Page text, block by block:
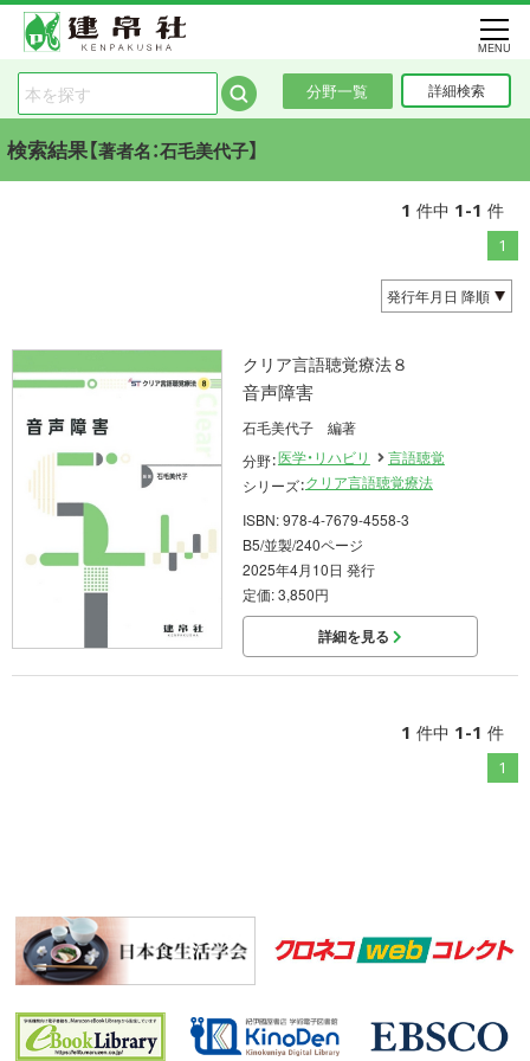
分野一覧 詳細検索
MENU
検索結果【著者名：石毛美代子】
1 件中 1-1 件
1
クリア言語聴覚療法８
音声障害
石毛美代子 編著
分野：医学・リハビリ
言語聴覚
シリーズ：クリア言語聴覚療法
ISBN: 978-4-7679-4558-3
B5/並製/240ページ
2025年4月10日 発行
定価: 3,850円
詳細を見る
1 件中 1-1 件
1